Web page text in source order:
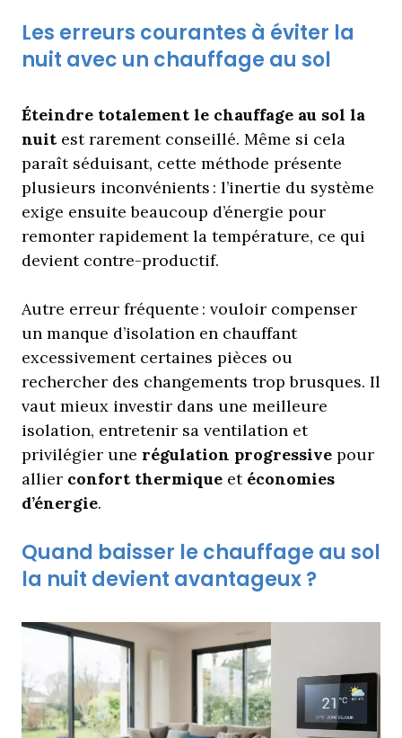
Les erreurs courantes à éviter la
nuit avec un chauffage au sol
Éteindre totalement le chauffage au sol la
nuit est rarement conseillé. Même si cela
paraît séduisant, cette méthode présente
plusieurs inconvénients : l’inertie du système
exige ensuite beaucoup d’énergie pour
remonter rapidement la température, ce qui
devient contre-productif.
Autre erreur fréquente : vouloir compenser
un manque d’isolation en chauffant
excessivement certaines pièces ou
rechercher des changements trop brusques. Il
vaut mieux investir dans une meilleure
isolation, entretenir sa ventilation et
privilégier une régulation progressive pour
allier confort thermique et économies
d’énergie.
Quand baisser le chauffage au sol
la nuit devient avantageux ?